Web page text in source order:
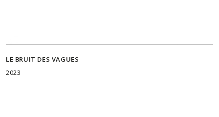
LE BRUIT DES VAGUES
2023